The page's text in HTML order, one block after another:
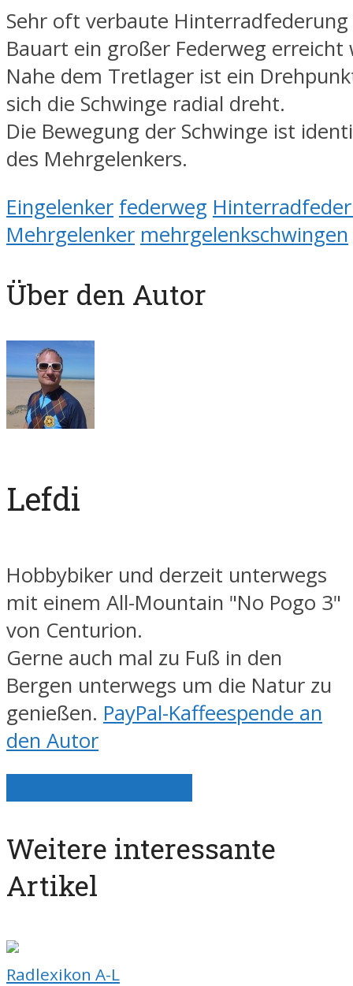
Sehr oft verbaute
Bauart ein großer Federweg erreicht
Nahe dem Tretlager ist ein
sich die Schwinge radial dreht.
Die Bewegung der Schwinge ist
des Mehrgelenkers.
Eingelenker federweg
Mehrgelenker mehrgelenkschwingen
Über den Autor
Lefdi
Hobbybiker und derzeit unterwegs
mit einem All-Mountain "No Pogo 3"
von Centurion.
Gerne auch mal zu Fuß in den
Bergen unterwegs um die Natur zu
genießen. PayPal-Kaffeespende an
den Autor
Weitere interessante
Artikel
Radlexikon A-L